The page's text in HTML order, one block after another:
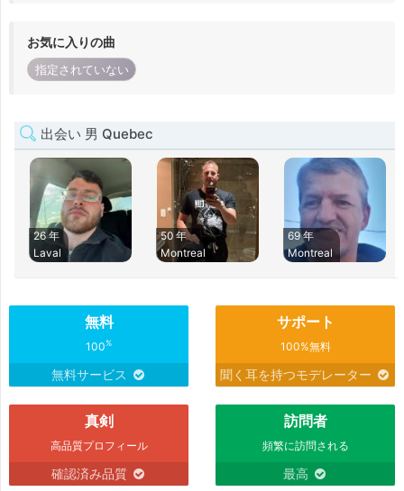
お気に入りの曲
指定されていない
出会い 男 Quebec
26 年
Laval
50 年
Montreal
69 年
Montreal
無料
100%
無料サービス
サポート
100%無料
聞く耳を持つモデレーター
真剣
高品質プロフィール
確認済み品質
訪問者
頻繁に訪問される
最高